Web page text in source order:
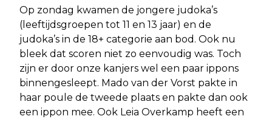
Op zondag kwamen de jongere judoka’s
(leeftijdsgroepen tot 11 en 13 jaar) en de
judoka’s in de 18+ categorie aan bod. Ook nu
bleek dat scoren niet zo eenvoudig was. Toch
zijn er door onze kanjers wel een paar ippons
binnengesleept. Mado van der Vorst pakte in
haar poule de tweede plaats en pakte dan ook
een ippon mee. Ook Leia Overkamp heeft een